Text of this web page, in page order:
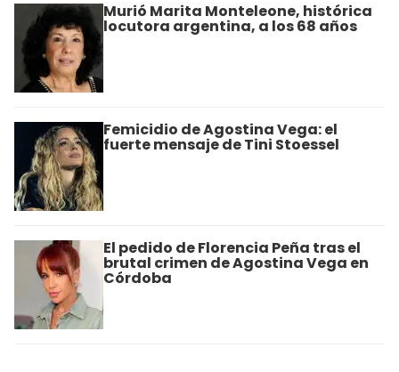
Murió Marita Monteleone, histórica
locutora argentina, a los 68 años
Femicidio de Agostina Vega: el
fuerte mensaje de Tini Stoessel
El pedido de Florencia Peña tras el
brutal crimen de Agostina Vega en
Córdoba